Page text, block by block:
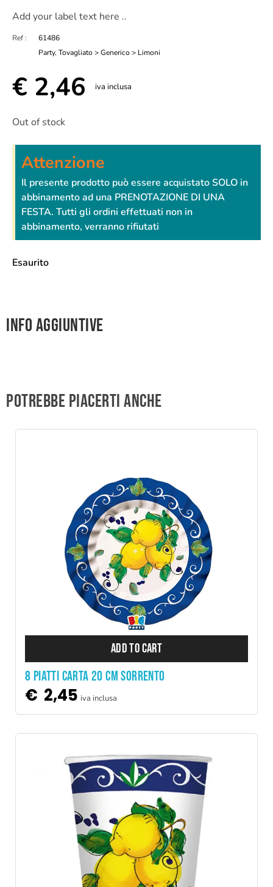
Add your label text here ..
Ref :
61486
Party, Tovagliato > Generico > Limoni
€ 2,46 iva inclusa
Out of stock
Attenzione
Il presente prodotto può essere acquistato SOLO in
abbinamento ad una PRENOTAZIONE DI UNA
FESTA. Tutti gli ordini effettuati non in
abbinamento, verranno rifiutati
Esaurito
Info aggiuntive
Potrebbe piacerti anche
ADD TO CART
8 PIATTI CARTA 20 CM SORRENTO
€ 2,45 iva inclusa